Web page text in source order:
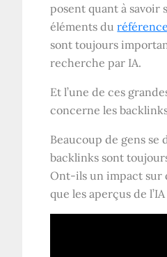
posent quant à savoir
éléments du
sont toujours
recherche par IA.
Et l’une de ces
concerne les
Beaucoup de gens se
backlinks sont
Ont-ils un impact sur
que les aperçus de